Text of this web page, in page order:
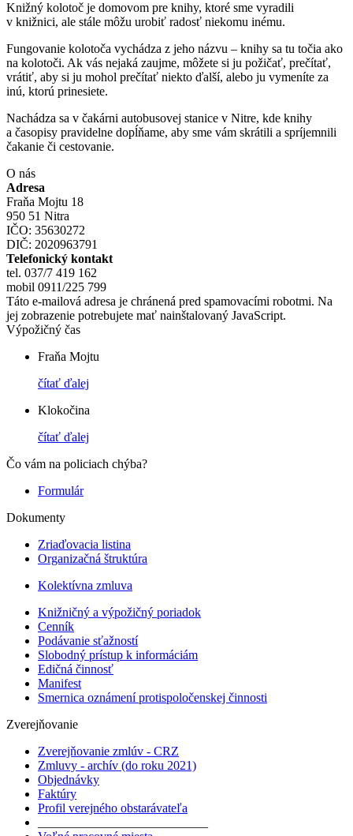
Knižný kolotoč je domovom pre knihy, ktoré sme vyradili
v knižnici, ale stále môžu urobiť radosť niekomu inému.
Fungovanie kolotoča vychádza z jeho názvu – knihy sa tu točia ako
na kolotoči. Ak vás nejaká zaujme, môžete si ju požičať, prečítať,
vrátiť, aby si ju mohol prečítať niekto ďalší, alebo ju vymeníte za
inú, ktorú prinesiete.
Nachádza sa v čakárni autobusovej stanice v Nitre, kde knihy
a časopisy pravidelne dopĺňame, aby sme vám skrátili a spríjemnili
čakanie či cestovanie.
O nás
Adresa
Fraňa Mojtu 18
950 51 Nitra
IČO: 35630272
DIČ: 2020963791
Telefonický kontakt
tel. 037/7 419 162
mobil 0911/225 799
Táto e-mailová adresa je chránená pred spamovacími robotmi. Na
jej zobrazenie potrebujete mať nainštalovaný JavaScript.
Výpožičný čas
Fraňa Mojtu
čítať ďalej
Klokočina
čítať ďalej
Čo vám na policiach chýba?
Formulár
Dokumenty
Zriaďovacia listina
Organizačná štruktúra
Kolektívna zmluva
Knižničný a výpožičný poriadok
Cenník
Podávanie sťažností
Slobodný prístup k informáciám
Edičná činnosť
Manifest
Smernica oznámení protispoločenskej činnosti
Zverejňovanie
Zverejňovanie zmlúv - CRZ
Zmluvy - archív (do roku 2021)
Objednávky
Faktúry
Profil verejného obstarávateľa